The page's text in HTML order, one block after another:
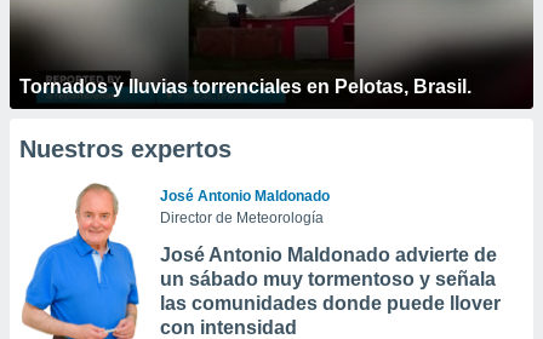
Tornados y lluvias torrenciales en Pelotas, Brasil.
Nuestros expertos
José Antonio Maldonado
Director de Meteorología
José Antonio Maldonado advierte de
un sábado muy tormentoso y señala
las comunidades donde puede llover
con intensidad